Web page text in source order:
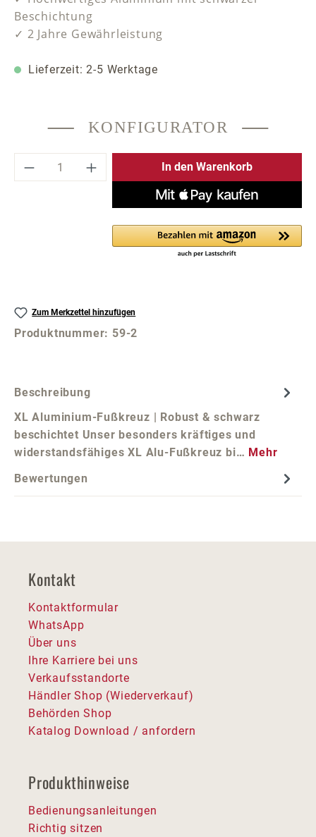
Beschichtung
✓ 2 Jahre Gewährleistung
Lieferzeit: 2-5 Werktage
KONFIGURATOR
Produkt Anzahl: Gib den gewünschten
In den Warenkorb
Zum Merkzettel hinzufügen
Produktnummer: 59-2
Beschreibung
XL Aluminium-Fußkreuz | Robust & schwarz
beschichtet Unser besonders kräftiges und
widerstandsfähiges XL Alu-Fußkreuz bi… Mehr
Bewertungen
Kontakt
Kontaktformular
WhatsApp
Über uns
Ihre Karriere bei uns
Verkaufsstandorte
Händler Shop (Wiederverkauf)
Behörden Shop
Katalog Download / anfordern
Produkthinweise
Bedienungsanleitungen
Richtig sitzen